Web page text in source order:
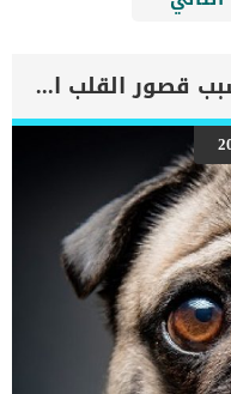
اهم علامات وفاة الكلب بسبب قصور القلب الاحتقانى